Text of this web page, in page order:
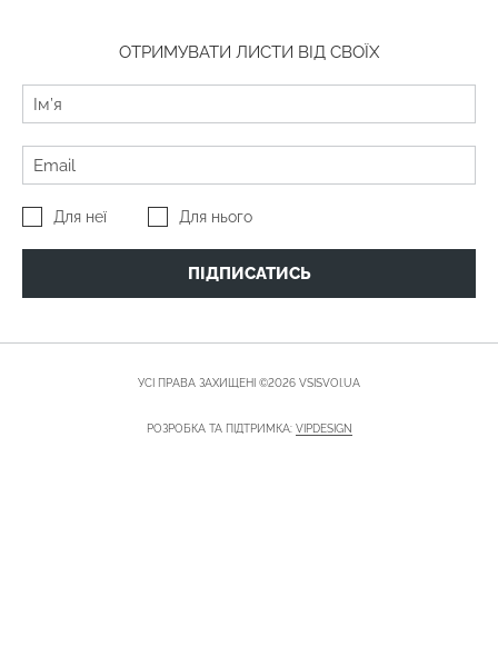
ОТРИМУВАТИ ЛИСТИ ВІД СВОЇХ
Для неї Для нього
ПІДПИСАТИСЬ
УСІ ПРАВА ЗАХИЩЕНІ ©2026 VSISVOI.UA
РОЗРОБКА ТА ПІДТРИМКА: VIPDESIGN